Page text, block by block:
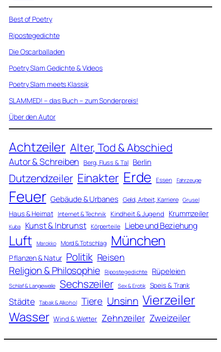
Best of Poetry
Ripostegedichte
Die Oscarballaden
Poetry Slam Gedichte & Videos
Poetry Slam meets Klassik
SLAMMED! – das Buch – zum Sonderpreis!
Über den Autor
Achtzeiler Alter, Tod & Abschied
Autor & Schreiben Berg, Fluss & Tal Berlin
Dutzendzeiler Einakter Erde Essen Fahrzeuge
Feuer Gebäude & Urbanes Geld, Arbeit, Karriere Grusel
Haus & Heimat Internet & Technik Kindheit & Jugend Krummzeiler
Kuba Kunst & Inbrunst Körperteile Liebe und Beziehung
Luft Marokko Mord & Totschlag München
Pflanzen & Natur Politik Reisen
Religion & Philosophie Ripostegedichte Rüpeleien
Schlaf & Langeweile Sechszeiler Sex & Erotik Speis & Trank
Städte Tabak & Alkohol Tiere Unsinn Vierzeiler
Wasser Wind & Wetter Zehnzeiler Zweizeiler